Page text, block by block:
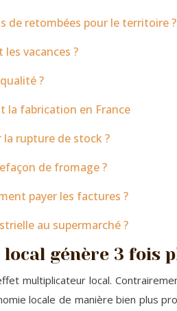
de retombées pour le territoire ?
vacances ?
?
la fabrication en France
rupture de stock ?
de fromage ?
payer les factures ?
au supermarché ?
local génère 3
multiplicateur local.
locale de manière bien plus